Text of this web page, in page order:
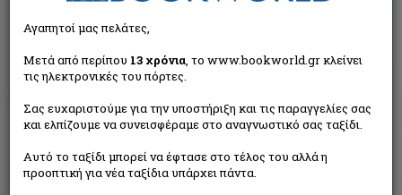
Εξαντλημένο από τον
εκδότη
Αγαπητοί μας πελάτες,
Μετά από περίπου 13 χρόνια, το www.bookworld.gr κλείνει
τις ηλεκτρονικές του πόρτες.
Σας ευχαριστούμε για την υποστήριξη και τις παραγγελίες σας
και ελπίζουμε να συνεισφέραμε στο αναγνωστικό σας ταξίδι.
Αυτό το ταξίδι μπορεί να έφτασε στο τέλος του αλλά η
προοπτική για νέα ταξίδια υπάρχει πάντα.